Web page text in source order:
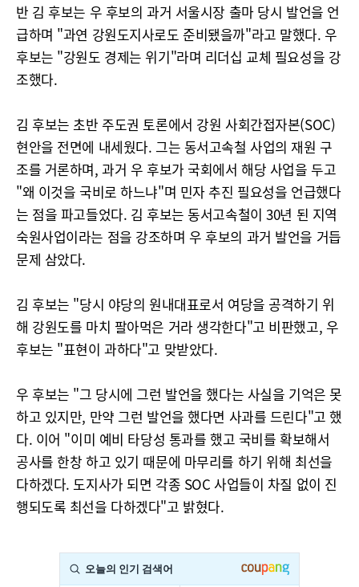
반 김 후보는 우 후보의 과거 서울시장 출마 당시 발언을 언
급하며 "과연 강원도지사로도 준비됐을까"라고 말했다. 우
후보는 "강원도 경제는 위기"라며 리더십 교체 필요성을 강
조했다.
김 후보는 초반 주도권 토론에서 강원 사회간접자본(SOC)
현안을 전면에 내세웠다. 그는 동서고속철 사업의 재원 구
조를 거론하며, 과거 우 후보가 국회에서 해당 사업을 두고
"왜 이것을 국비로 하느냐"며 민자 추진 필요성을 언급했다
는 점을 파고들었다. 김 후보는 동서고속철이 30년 된 지역
숙원사업이라는 점을 강조하며 우 후보의 과거 발언을 거듭
문제 삼았다.
김 후보는 "당시 야당의 원내대표로서 여당을 공격하기 위
해 강원도를 마치 팔아먹은 거라 생각한다"고 비판했고, 우
후보는 "표현이 과하다"고 맞받았다.
우 후보는 "그 당시에 그런 발언을 했다는 사실을 기억은 못
하고 있지만, 만약 그런 발언을 했다면 사과를 드린다"고 했
다. 이어 "이미 예비 타당성 통과를 했고 국비를 확보해서
공사를 한창 하고 있기 때문에 마무리를 하기 위해 최선을
다하겠다. 도지사가 되면 각종 SOC 사업들이 차질 없이 진
행되도록 최선을 다하겠다"고 밝혔다.